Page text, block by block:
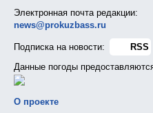
Электронная почта редакции:
news@prokuzbass.ru
Подписка на новости:
RSS
Данные погоды
О проекте